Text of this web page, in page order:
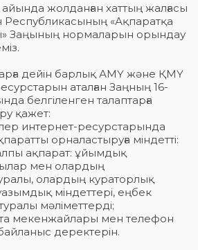
жолданған хаттың жалғасы
Республикасының «Ақпаратқа
Заңының нормаларын орындау
дейін барлық АМҮ және ҚМҮ
аталған Заңның 16-
белгіленген талаптарға
қажет:
интернет-ресурстарында
орналастыруға міндетті:
ақпарат: ұйымдық
мен олардың
олардың кураторлық
міндеттері, еңбек
мәліметтерді;
мекенжайлары мен телефон
деректерін.